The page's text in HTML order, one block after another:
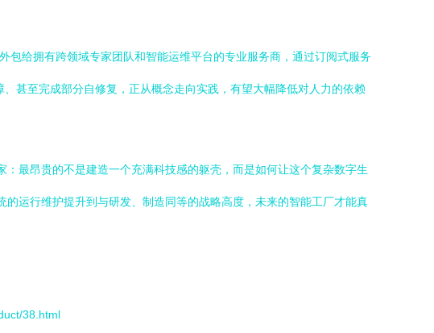
包给拥有跨领域专家团队和智能运维平台的专业服务商，通过订阅式服务
甚至完成部分自修复，正从概念走向实践，有望大幅降低对人力的依赖
最昂贵的不是建造一个充满科技感的躯壳，而是如何让这个复杂数字生
运行维护提升到与研发、制造同等的战略高度，未来的智能工厂才能真
38.html